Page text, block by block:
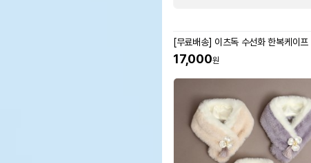
[무료배송] 이츠독 수선화 한복케이프
17,000원